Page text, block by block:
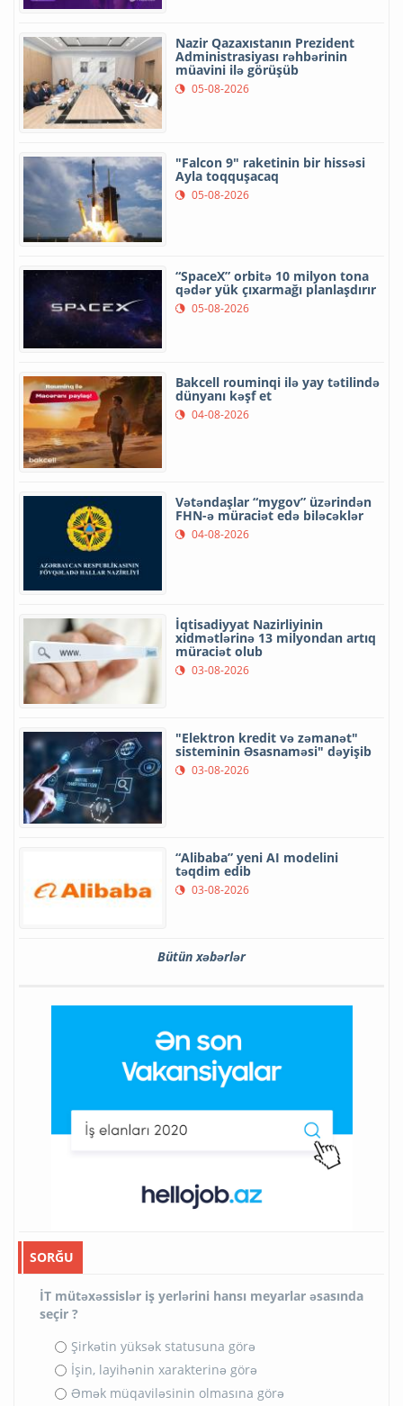
Nazir Qazaxıstanın Prezident
Administrasiyası rəhbərinin
müavini ilə görüşüb
05-08-2026
"Falcon 9" raketinin bir hissəsi
Ayla toqquşacaq
05-08-2026
“SpaceX” orbitə 10 milyon tona
qədər yük çıxarmağı planlaşdırır
05-08-2026
Bakcell rouminqi ilə yay tətilində
dünyanı kəşf et
04-08-2026
Vətəndaşlar “mygov” üzərindən
FHN-ə müraciət edə biləcəklər
04-08-2026
İqtisadiyyat Nazirliyinin
xidmətlərinə 13 milyondan artıq
müraciət olub
03-08-2026
"Elektron kredit və zəmanət"
sisteminin Əsasnaməsi" dəyişib
03-08-2026
“Alibaba” yeni AI modelini
təqdim edib
03-08-2026
Bütün xəbərlər
SORĞU
İT mütəxəssislər iş yerlərini hansı meyarlar əsasında
seçir ?
Şirkətin yüksək statusuna görə
İşin, layihənin xarakterinə görə
Əmək müqaviləsinin olmasına görə